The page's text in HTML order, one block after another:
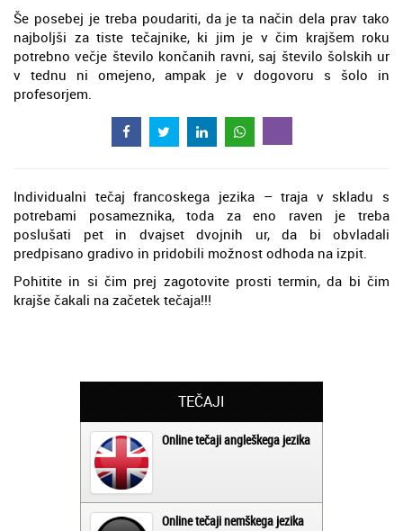
Še posebej je treba poudariti, da je ta način dela prav tako
najboljši za tiste tečajnike, ki jim je v čim krajšem roku
potrebno večje število končanih ravni, saj število šolskih ur
v tednu ni omejeno, ampak je v dogovoru s šolo in
profesorjem.
Individualni tečaj francoskega jezika – traja v skladu s
potrebami posameznika, toda za eno raven je treba
poslušati pet in dvajset dvojnih ur, da bi obvladali
predpisano gradivo in pridobili možnost odhoda na izpit.
Pohitite in si čim prej zagotovite prosti termin, da bi čim
krajše čakali na začetek tečaja!!!
TEČAJI
Online tečaji angleškega jezika
Online tečaji nemškega jezika